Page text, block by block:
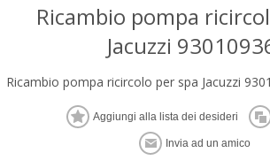
Ricambio pompa
Jacuzzi
Ricambio pompa ricircolo per spa Jacuzzi